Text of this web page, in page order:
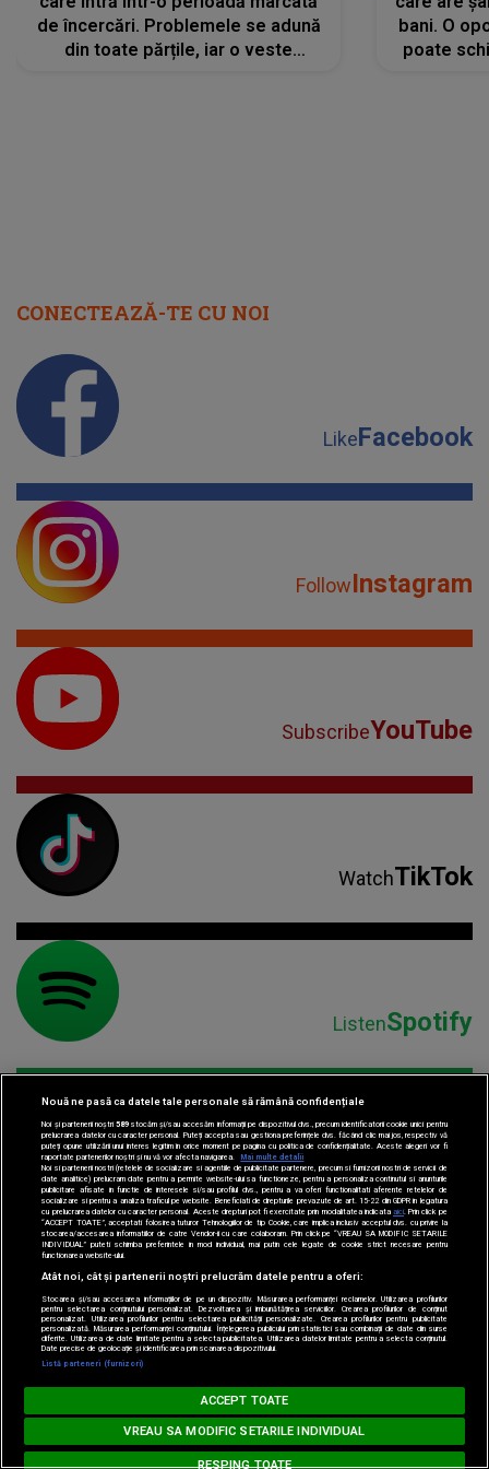
de încercări. Problemele se adună
din toate părțile, iar o veste
bani. O
poate
CONECTEAZĂ-TE CU NOI
LikeFacebook
FollowInstagram
SubscribeYouTube
WatchTikTok
ListenSpotify
Parteneri:
Loading...
MUSIC NON STOP
AVICII feat. ALOE BLACC - Wake Me UpAVICII feat. ALOE BLACC -
Nouă ne pasă ca datele tale personale să rămână confidențiale
Noi și partenerii noștri589stocăm și/sau accesăm informații pe dispozitivul dvs., precum identificatorii cookie unici pentru
prelucrarea datelor cu caracter personal. Puteți accepta sau gestiona preferințele dvs. făcând clic mai jos, respectiv vă
puteți opune utilizării unui interes legitim în orice moment pe pagina cu politica de confidențialitate. Aceste alegeri vor fi
raportate partenerilor noștri și nu vă vor afecta navigarea.
Mai multe detalii
Noi si partenerii nostri (retelele de socializare si agentiile de publicitate partenere, precum si furnizorii nostri de servicii de
date analitice) prelucram date pentru a permite website-ului sa functioneze, pentru a personaliza continutul si anunturile
publicitare afisate in functie de interesele si/sau profilul dvs., pentru a va oferi functionalitati aferente retelelor de
socializare si pentru a analiza traficul pe website. Beneficiati de drepturile prevazute de art. 15-22 din GDPR in legatura
cu prelucrarea datelor cu caracter personal. Aceste drepturi pot fi exercitate prin modalitatea indicataaici . Prin click pe
“ACCEPT TOATE”, acceptati folosirea tuturor Tehnologiilor de tip Cookie, care implica inclusiv acceptul dvs. cu privire la
stocarea/accesarea informatiilor de catre Vendor-ii cu care colaboram. Prin click pe “VREAU SA MODIFIC SETARILE
INDIVIDUAL” puteti schimba preferintele in mod individual, mai putin cele legate de cookie strict necesare pentru
functionarea website-ului.
Atât noi, cât și partenerii noștri prelucrăm datele pentru a oferi:
Stocarea și/sau accesarea informațiilor de pe un dispozitiv. Măsurarea performanței reclamelor. Utilizarea profilurilor
pentru selectarea conținutului personalizat. Dezvoltarea și îmbunătățirea serviciilor. Crearea profilurilor de conținut
personalizat. Utilizarea profilurilor pentru selectarea publicității personalizate. Crearea profilurilor pentru publicitate
personalizată. Măsurarea performanței conținutului. Înțelegerea publicului prin statistici sau combinații de date din surse
diferite. Utilizarea de date limitate pentru a selecta publicitatea. Utilizarea datelor limitate pentru a selecta conținutul.
Date precise de geolocație și identificarea prin scanarea dispozitivului.
Listă parteneri (furnizori)
ACCEPT TOATE
RESPING TOATE
VREAU SA MODIFIC SETARILE INDIVIDUAL